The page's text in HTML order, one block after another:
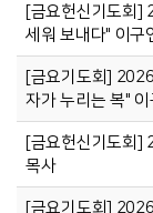
[금요헌신기도회]
세워 보내다" 이구
[금요기도회]
자가 누리는 복"
[금요헌신기도회]
목사
[금요기도회]